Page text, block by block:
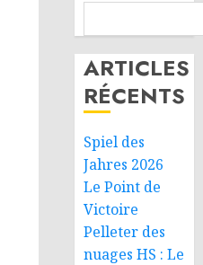
ARTICLES
RÉCENTS
Spiel des
Jahres 2026
Le Point de
Victoire
Pelleter des
nuages HS : Le